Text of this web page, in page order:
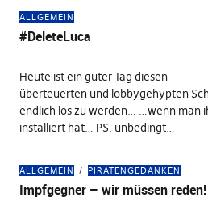
ALLGEMEIN
#DeleteLuca
Heute ist ein guter Tag diesen
überteuerten und lobbygehypten
endlich los zu werden… …wenn man
installiert hat… PS. unbedingt…
ALLGEMEIN PIRATENGEDANKEN
Impfgegner – wir müssen reden!